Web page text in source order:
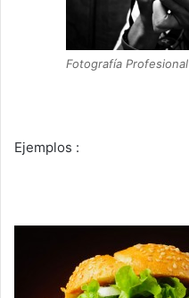
Fotografía Profesional
Ejemplos :